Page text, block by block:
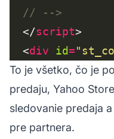
  </
script
  <
div id=
To je všetko, čo je
predaju, Yahoo
sledovanie predaja
pre partnera.